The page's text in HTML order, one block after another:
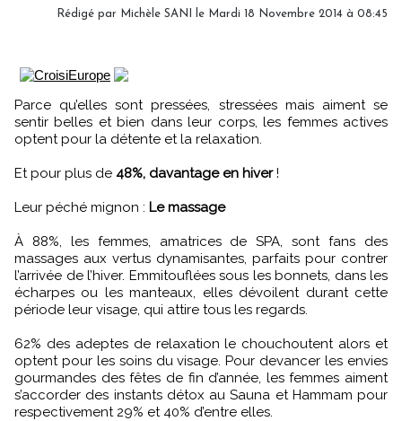
Rédigé par Michèle SANI le Mardi 18 Novembre 2014 à 08:45
Parce qu’elles sont pressées, stressées mais aiment se
sentir belles et bien dans leur corps, les femmes actives
optent pour la détente et la relaxation.
Et pour plus de 48%, davantage en hiver!
Leur péché mignon : Le massage
À 88%, les femmes, amatrices de SPA, sont fans des
massages aux vertus dynamisantes, parfaits pour contrer
l’arrivée de l’hiver. Emmitouflées sous les bonnets, dans les
écharpes ou les manteaux, elles dévoilent durant cette
période leur visage, qui attire tous les regards.
62% des adeptes de relaxation le chouchoutent alors et
optent pour les soins du visage. Pour devancer les envies
gourmandes des fêtes de fin d’année, les femmes aiment
s’accorder des instants détox au Sauna et Hammam pour
respectivement 29% et 40% d’entre elles.